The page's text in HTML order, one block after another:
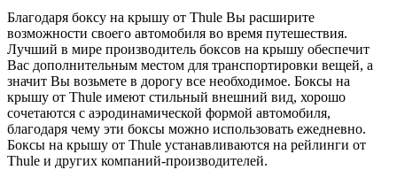
Благодаря боксу на крышу от Thule Вы расширите
возможности своего автомобиля во время путешествия.
Лучший в мире производитель боксов на крышу обеспечит
Вас дополнительным местом для транспортировки вещей, а
значит Вы возьмете в дорогу все необходимое. Боксы на
крышу от Thule имеют стильный внешний вид, хорошо
сочетаются с аэродинамической формой автомобиля,
благодаря чему эти боксы можно использовать ежедневно.
Боксы на крышу от Thule устанавливаются на рейлинги от
Thule и других компаний-производителей.